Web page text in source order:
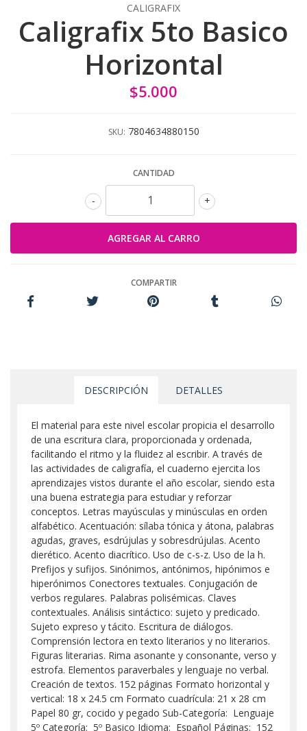
CALIGRAFIX
Caligrafix 5to Basico
Horizontal
$5.000
SKU: 7804634880150
CANTIDAD
+
-
COMPARTIR
DESCRIPCIÓN DETALLES
El material para este nivel escolar propicia el desarrollo
de una escritura clara, proporcionada y ordenada,
facilitando el ritmo y la fluidez al escribir. A través de
las actividades de caligrafía, el cuaderno ejercita los
aprendizajes vistos durante el año escolar, siendo esta
una buena estrategia para estudiar y reforzar
conceptos. Letras mayúsculas y minúsculas en orden
alfabético. Acentuación: sílaba tónica y átona, palabras
agudas, graves, esdrújulas y sobresdrújulas. Acento
dierético. Acento diacrítico. Uso de c-s-z. Uso de la h.
Prefijos y sufijos. Sinónimos, antónimos, hipónimos e
hiperónimos Conectores textuales. Conjugación de
verbos regulares. Palabras polisémicas. Claves
contextuales. Análisis sintáctico: sujeto y predicado.
Sujeto expreso y tácito. Escritura de diálogos.
Comprensión lectora en texto literarios y no literarios.
Figuras literarias. Rima asonante y consonante, verso y
estrofa. Elementos paraverbales y lenguaje no verbal.
Creación de textos. 152 páginas Formato horizontal y
vertical: 18 x 24.5 cm Formato cuadrícula: 21 x 28 cm
Papel 80 gr, cocido y pegado Sub-Categoría: Lenguaje
5º Categoría: 5º Basico Idioma: Español Páginas: 152